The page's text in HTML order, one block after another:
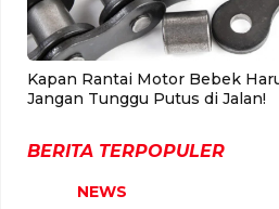
Kapan Rantai Motor Bebek
Jangan Tunggu Putus di Jalan!
BERITA TERPOPULER
NEWS